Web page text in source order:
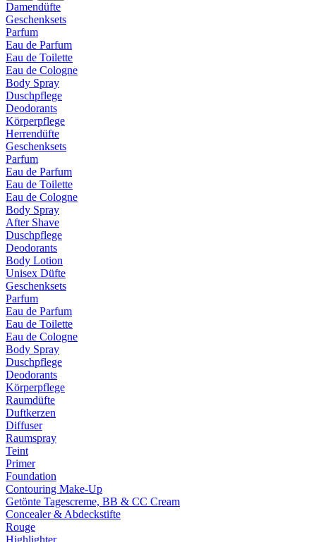
Damendüfte
Geschenksets
Parfum
Eau de Parfum
Eau de Toilette
Eau de Cologne
Body Spray
Duschpflege
Deodorants
Körperpflege
Herrendüfte
Geschenksets
Parfum
Eau de Parfum
Eau de Toilette
Eau de Cologne
Body Spray
After Shave
Duschpflege
Deodorants
Body Lotion
Unisex Düfte
Geschenksets
Parfum
Eau de Parfum
Eau de Toilette
Eau de Cologne
Body Spray
Duschpflege
Deodorants
Körperpflege
Raumdüfte
Duftkerzen
Diffuser
Raumspray
Teint
Primer
Foundation
Contouring Make-Up
Getönte Tagescreme, BB & CC Cream
Concealer & Abdeckstifte
Rouge
Highlighter